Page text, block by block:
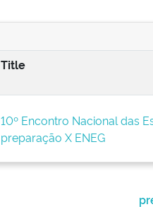
Title
10º Encontro Nacional das
preparação X ENEG